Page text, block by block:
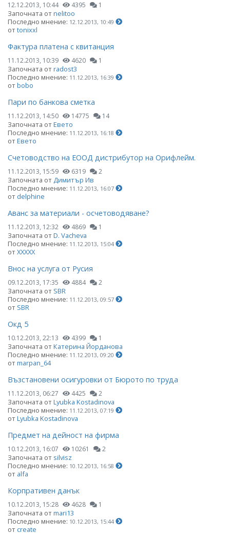
12.12.2013, 10:44 4395 1
Започната отnelitoo
Последно мнение: 12.12.2013, 10:49
отtonixxl
Фактура платена с квитанция
11.12.2013, 10:39 4620 1
Започната отradost3
Последно мнение: 11.12.2013, 16:39
отbobo
Пари по банкова сметка
11.12.2013, 14:50 14775 14
Започната отЕвето
Последно мнение: 11.12.2013, 16:18
отЕвето
Счетоводство на ЕООД дистрибутор на Орифлейм.
11.12.2013, 15:59 6319 2
Започната отДимитър Ив
Последно мнение: 11.12.2013, 16:07
от delphine
Аванс за материали - осчетоводяване?
11.12.2013, 12:32 4869 1
Започната отD. Vacheva
Последно мнение: 11.12.2013, 15:04
отХХХХХ
Внос на услуга от Русия
09.12.2013, 17:35 4884 2
Започната от SBR
Последно мнение: 11.12.2013, 09:57
от SBR
Окд 5
10.12.2013, 22:13 4399 1
Започната отКатерина Йорданова
Последно мнение: 11.12.2013, 09:20
отmarpan_64
Възстановени осигуровки от Бюрото по труда
11.12.2013, 06:27 4425 2
Започната отLyubka Kostadinova
Последно мнение: 11.12.2013, 07:19
отLyubka Kostadinova
Предмет на дейност на фирма
10.12.2013, 16:07 10261 2
Започната от silvisz
Последно мнение: 10.12.2013, 16:58
от alfa
Корпративен данък
10.12.2013, 15:28 4628 1
Започната отmari13
Последно мнение: 10.12.2013, 15:44
отcreate